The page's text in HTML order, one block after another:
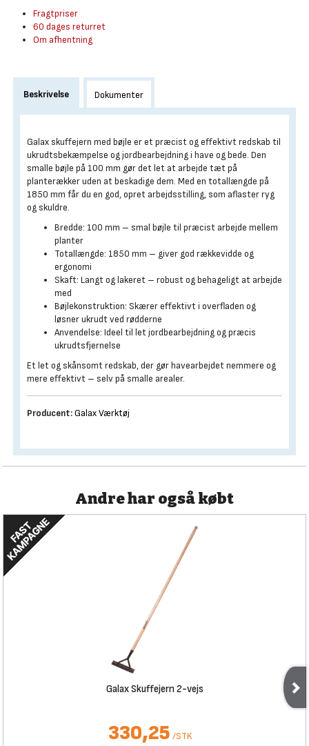
Fragtpriser
60 dages returret
Om afhentning
Beskrivelse Dokumenter
Galax skuffejern med bøjle er et præcist og effektivt redskab til
ukrudtsbekæmpelse og jordbearbejdning i have og bede. Den
smalle bøjle på 100 mm gør det let at arbejde tæt på
planterækker uden at beskadige dem. Med en totallængde på
1850 mm får du en god, opret arbejdsstilling, som aflaster ryg
og skuldre.
Bredde: 100 mm – smal bøjle til præcist arbejde mellem
planter
Totallængde: 1850 mm – giver god rækkevidde og
ergonomi
Skaft: Langt og lakeret – robust og behageligt at arbejde
med
Bøjlekonstruktion: Skærer effektivt i overfladen og
løsner ukrudt ved rødderne
Anvendelse: Ideel til let jordbearbejdning og præcis
ukrudtsfjernelse
Et let og skånsomt redskab, der gør havearbejdet nemmere og
mere effektivt – selv på smalle arealer.
Producent:Galax Værktøj
Andre har også købt
Galax Skuffejern 2-vejs
330,25 /STK